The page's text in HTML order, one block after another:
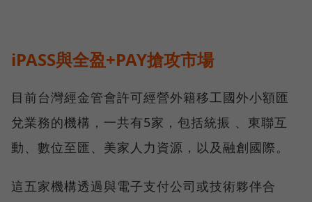
iPASS與全盈+PAY搶攻市場
目前台灣經金管會許可經營外籍移工國外小額匯
兌業務的機構，一共有5家，包括統振 、東聯互
動、數位至匯、美家人力資源，以及融創國際。
這五家機構透過與電子支付公司或技術夥伴合